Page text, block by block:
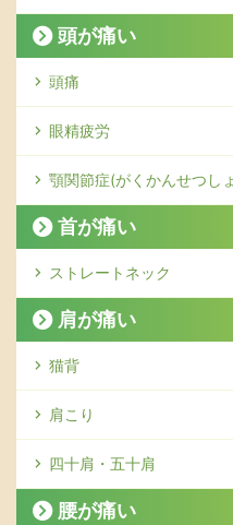
頭が痛い
頭痛
眼精疲労
顎関節症(がくかんせつし
首が痛い
ストレートネック
肩が痛い
猫背
肩こり
四十肩・五十肩
腰が痛い